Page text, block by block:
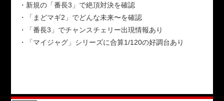
・新規の「番長3」で絶頂対決を確認
・「まどマギ2」でどんな未来〜を確認
・「番長3」でチャンスチェリー出現情報あり
・「マイジャグ」シリーズに合算1/120の好調台あり